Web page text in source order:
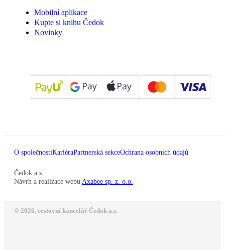
Mobilní aplikace
Kupte si knihu Čedok
Novinky
O společnostiKariéraPartnerská sekceOchrana osobních údajů
Čedok a.s
Návrh a realizace webu Axabee sp. z. o.o.
© 2026, cestovní kancelář Čedok a.s.